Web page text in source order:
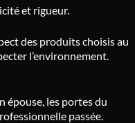
et rigueur.
des produits choisis au
l’environnement.
épouse, les portes du
passée.